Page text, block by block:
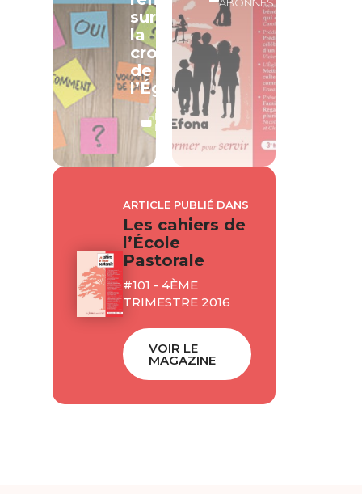
sur
la
croissance
de
l’Église
LECTURE
LIBRE
ABONNÉS
ARTICLE PUBLIÉ DANS
Les cahiers de
l’École
Pastorale
#101 - 4ÈME
TRIMESTRE 2016
VOIR LE
MAGAZINE